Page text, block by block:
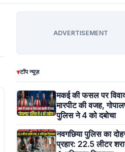
ADVERTISEMENT
▾टॉप न्यूज़
मकई की फसल पर
मारपीट की वजह,
पुलिस ने 4 को दबोचा
नवगछिया पुलिस का
प्रहार: 22.5 लीटर